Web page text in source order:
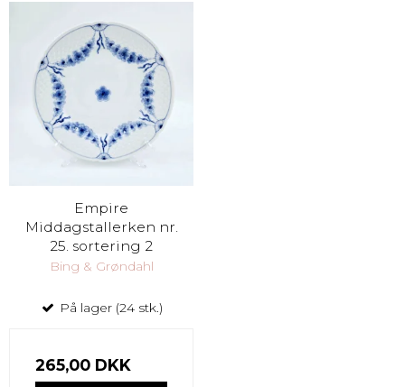
Empire
Middagstallerken nr.
25. sortering 2
Bing & Grøndahl
På lager (24 stk.)
265,00 DKK